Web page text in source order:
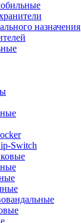
назначения
Switch